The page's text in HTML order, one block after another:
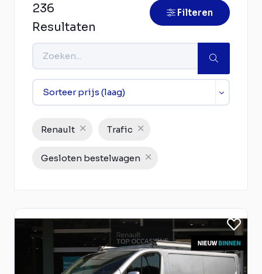
236
Resultaten
Filteren
Renault Trafic
Gesloten bestelwagen